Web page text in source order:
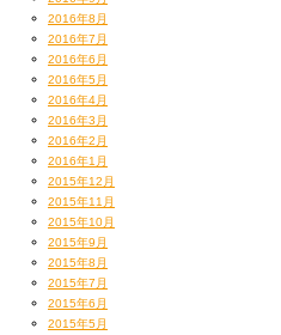
2016年8月
2016年7月
2016年6月
2016年5月
2016年4月
2016年3月
2016年2月
2016年1月
2015年12月
2015年11月
2015年10月
2015年9月
2015年8月
2015年7月
2015年6月
2015年5月